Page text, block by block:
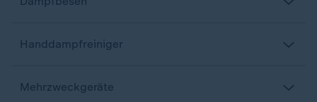
Handdampfreiniger
Mehrzweckgeräte